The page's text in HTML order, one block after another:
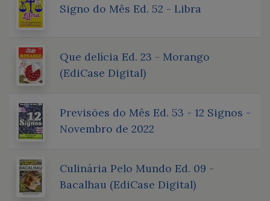
Signo do Mês Ed. 52 - Libra
Que delícia Ed. 23 - Morango
(EdiCase Digital)
Previsões do Mês Ed. 53 - 12 Signos -
Novembro de 2022
Culinária Pelo Mundo Ed. 09 -
Bacalhau (EdiCase Digital)